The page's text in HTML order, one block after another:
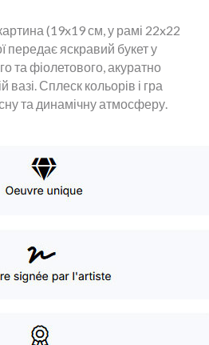
(19x19 см, у рамі 22x22
передає яскравий букет у
та фіолетового, акуратно
Сплеск кольорів і гра
та динамічну атмосферу.